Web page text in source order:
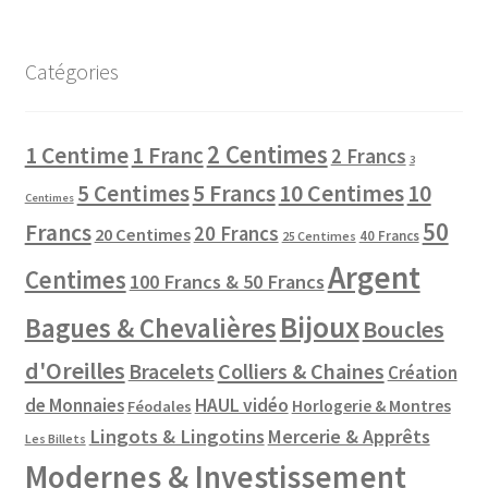
Catégories
1 Centime1 Franc2 Centimes 2 Francs 3
Centimes 5 Centimes5 Francs10 Centimes10
Francs 20 Centimes 20 Francs 25 Centimes 40 Francs 50
Centimes 100 Francs & 50 FrancsArgent
Bagues & ChevalièresBijouxBoucles
d'Oreilles Bracelets Colliers & Chaines Création
de Monnaies Féodales HAUL vidéo Horlogerie & Montres
Les Billets Lingots & Lingotins Mercerie & Apprêts
Modernes & Investissement